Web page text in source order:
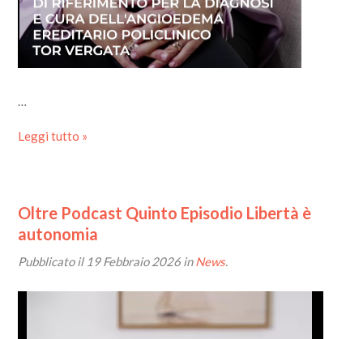
…
Leggi tutto »
Oltre Podcast Quinto Episodio Libertà è
autonomia
Pubblicato il 19 Febbraio 2026 inNews.